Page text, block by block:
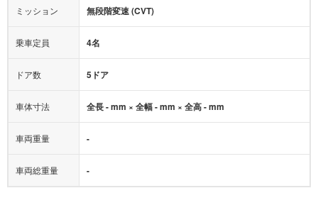
オートマチックハイビーム
ミッション 無段階変速 (CVT)
乗車定員 4名
ドア数 5ドア
車体寸法 全長 - mm × 全幅 - mm × 全高 - mm
車両重量 -
車両総重量 -